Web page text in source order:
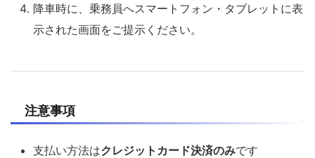
降車時に、乗務員へスマートフォン・タブレットに表
示された画面をご提示ください。
注意事項
支払い方法はクレジットカード決済のみです